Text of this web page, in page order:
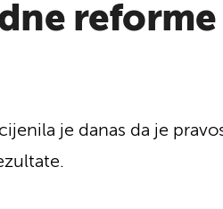
reforme
je danas da je